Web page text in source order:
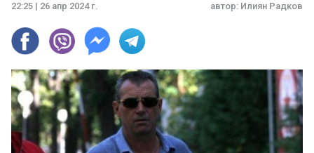
22:25 | 26 апр 2024 г. автор: Илиян Радков